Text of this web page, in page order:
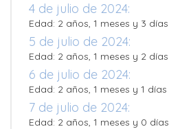
4 de julio de 2024:
Edad: 2 años, 1 meses y 3 días
5 de julio de 2024:
Edad: 2 años, 1 meses y 2 días
6 de julio de 2024:
Edad: 2 años, 1 meses y 1 días
7 de julio de 2024:
Edad: 2 años, 1 meses y 0 días